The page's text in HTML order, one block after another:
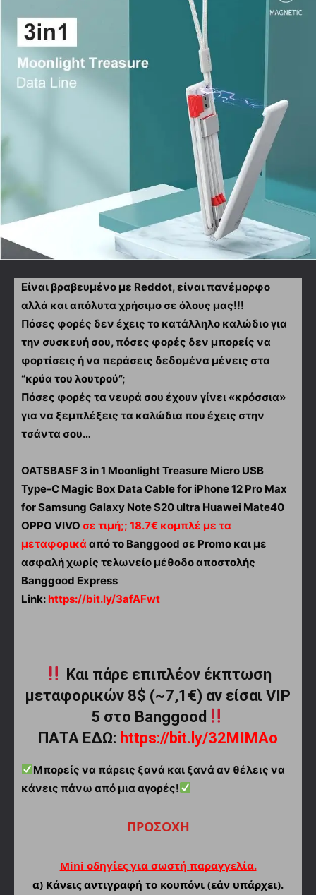
Είναι βραβευμένο με Reddot, είναι πανέμορφο
αλλά και απόλυτα χρήσιμο σε όλους μας!!!
Πόσες φορές δεν έχεις το κατάλληλο καλώδιο για
την συσκευή σου, πόσες φορές δεν μπορείς να
φορτίσεις ή να περάσεις δεδομένα μένεις στα
“κρύα του λουτρού”;
Πόσες φορές τα νευρά σου έχουν γίνει «κρόσσια»
για να ξεμπλέξεις τα καλώδια που έχεις στην
τσάντα σου…
OATSBASF 3 in 1 Moonlight Treasure Micro USB
Type-C Magic Box Data Cable for iPhone 12 Pro Max
for Samsung Galaxy Note S20 ultra Huawei Mate40
OPPO VIVO σε τιμή;; 18.7€ κομπλέ με τα
μεταφορικά από το Banggood σε Promo και με
ασφαλή χωρίς τελωνείο μέθοδο αποστολής
Banggood Express
Link: https://bit.ly/3afAFwt
Και πάρε επιπλέον έκπτωση
μεταφορικών 8$ (~7,1€) αν είσαι VIP
5 στο Banggood
ΠΑΤΑ ΕΔΩ: https://bit.ly/32MIMAo
Μπορείς να πάρεις ξανά και ξανά αν θέλεις να
κάνεις πάνω από μια αγορές!
ΠΡΟΣΟΧΗ
Mini οδηγίες για σωστή παραγγελία.
α) Κάνεις αντιγραφή το κουπόνι (εάν υπάρχει).